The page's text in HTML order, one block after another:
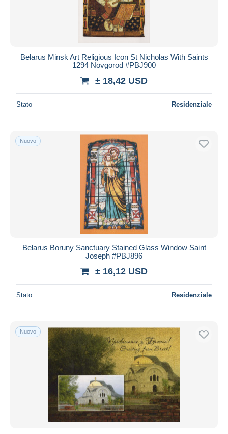
Belarus Minsk Art Religious Icon St Nicholas With Saints
1294 Novgorod #PBJ900
± 18,42 USD
Stato Residenziale
Nuovo
Belarus Boruny Sanctuary Stained Glass Window Saint
Joseph #PBJ896
± 16,12 USD
Stato Residenziale
Nuovo